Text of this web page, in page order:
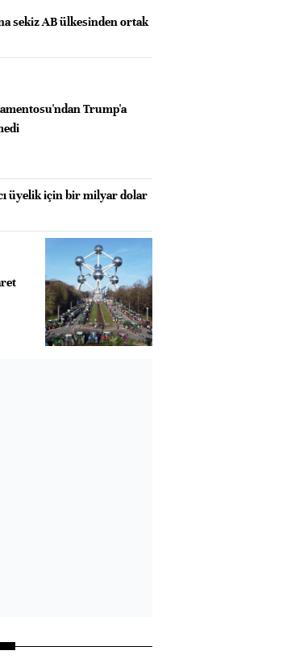
sekiz AB ülkesinden ortak
Trump'a
üyelik için bir milyar dolar